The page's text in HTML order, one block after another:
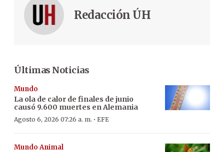
Redacción ÚH
Últimas Noticias
Mundo
La ola de calor de finales de junio
causó 9.600 muertes en Alemania
Agosto 6, 2026 07:26 a. m. · EFE
Mundo Animal